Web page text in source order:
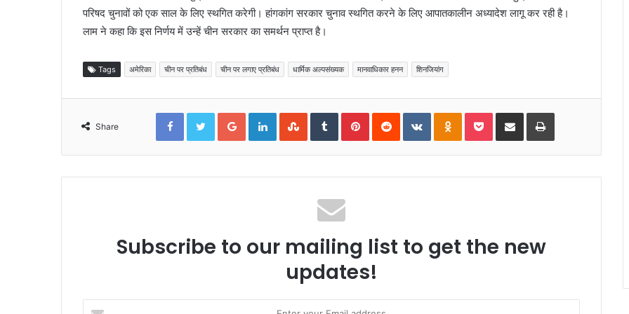
परिषद चुनावों को एक साल के लिए स्थगित करेगी। हांगकांग सरकार चुनाव स्थगित करने के लिए आपातकालीन अध्यादेश लागू कर रही है।
लाम ने कहा कि इस निर्णय में उन्हें चीन सरकार का समर्थन प्राप्त है।
Tags अमेरिका चीन पर प्रतिबंध चीन पर लगाए प्रतिबंध धार्मिक अल्पसंख्यक मानवाधिकार हनन शिनजियांग
Share
FacebookTwitterGoogle+LinkedInStumbleUpon
TumblrPinterestReddit VKontakteOdnoklassniki
PocketShare via Email Print
Subscribe to our mailing list to get the new
updates!